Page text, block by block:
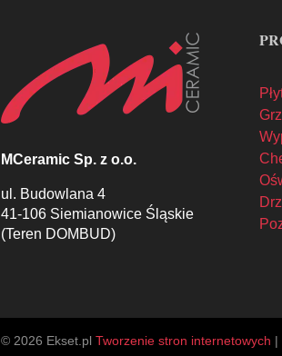
MCeramic Sp. z o.o.
ul. Budowlana 4
41-106 Siemianowice Śląskie
(Teren DOMBUD)
© 2026 Ekset.plTworzenie stron internetowych |